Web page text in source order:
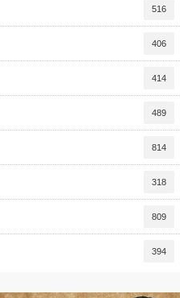
516
406
414
489
814
318
809
394